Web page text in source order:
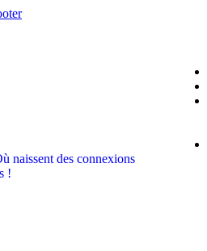
naissent des connexions
!